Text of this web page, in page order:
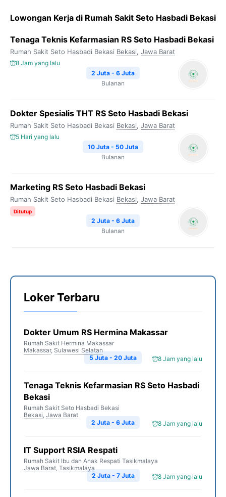
Lowongan Kerja di Rumah Sakit Seto Hasbadi Bekasi
Tenaga Teknis Kefarmasian RS Seto Hasbadi Bekasi
Rumah Sakit Seto Hasbadi Bekasi Bekasi, Jawa Barat
8 Jam yang lalu
2 Juta - 6 Juta
Bulanan
Dokter Spesialis THT RS Seto Hasbadi Bekasi
Rumah Sakit Seto Hasbadi Bekasi Bekasi, Jawa Barat
5 Hari yang lalu
10 Juta - 50 Juta
Bulanan
Marketing RS Seto Hasbadi Bekasi
Rumah Sakit Seto Hasbadi Bekasi Bekasi, Jawa Barat
Ditutup
2 Juta - 6 Juta
Bulanan
Loker Terbaru
Dokter Umum RS Hermina Makassar
Rumah Sakit Hermina Makassar
Makassar, Sulawesi Selatan
8 Jam yang lalu
5 Juta - 20 Juta
Tenaga Teknis Kefarmasian RS Seto Hasbadi
Bekasi
Rumah Sakit Seto Hasbadi Bekasi
Bekasi, Jawa Barat
8 Jam yang lalu
2 Juta - 6 Juta
IT Support RSIA Respati
Rumah Sakit Ibu dan Anak Respati Tasikmalaya
Jawa Barat, Tasikmalaya
8 Jam yang lalu
2 Juta - 7 Juta